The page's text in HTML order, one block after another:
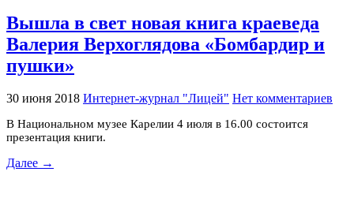
Вышла в свет новая книга краеведа
Валерия Верхоглядова «Бомбардир и
пушки»
30 июня 2018 Интернет-журнал "Лицей" Нет комментариев
В Национальном музее Карелии 4 июля в 16.00 состоится
презентация книги.
Далее →